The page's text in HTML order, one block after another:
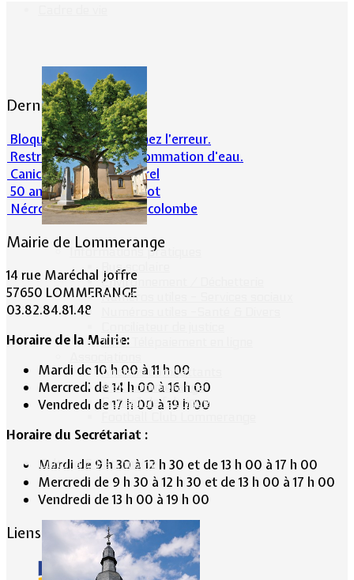
Informations pratiques
Bus scolaire
Environnement / Déchetterie
Numéros utiles - Services sociaux
TIPI : Télépaiement en ligne
Anciens combattants
ASK Lommerange
Conseil de fabrique
Culture & Patrimoine
Dernières actualités
Bloqué en forêt. Cherchez l’erreur.
Restrictions sur la consommation d'eau.
Canicule et milieu naturel
50 ans d’histoires de foot
Nécrologie : Norbert Lacolombe
Mairie de Lommerange
14 rue Maréchal Joffre
57650 LOMMERANGE
03.82.84.81.48
Horaire de la Mairie:
Mardi de 10 h 00 à 11 h 00
Mercredi de 14 h 00 à 16 h 00
Vendredi de 17 h 00 à 19 h 00
Horaire du Secrétariat :
Mardi de 9 h 30 à 12 h 30 et de 13 h 00 à 17 h 00
Mercredi de 9 h 30 à 12 h 30 et de 13 h 00 à 17 h 00
Vendredi de 13 h 00 à 19 h 00
Liens conseillés